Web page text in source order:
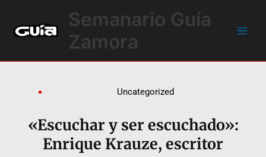
contenido
Semanario Guía
Zamora
Uncategorized
«Escuchar y ser escuchado»:
Enrique Krauze, escritor